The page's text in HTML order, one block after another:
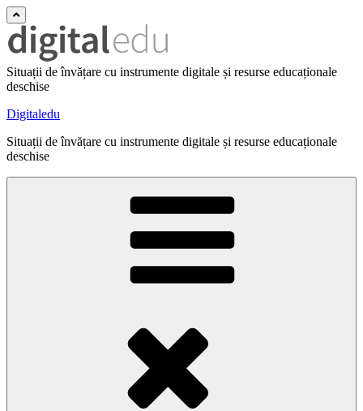
Situații de învățare cu instrumente digitale și resurse educaționale
deschise
Digitaledu
Situații de învățare cu instrumente digitale și resurse educaționale
deschise